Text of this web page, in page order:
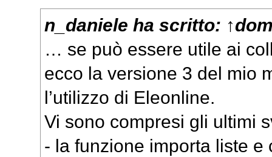
n_daniele ha scritto: ↑
… se può essere utile ai
ecco la versione 3 del mio
l’utilizzo di Eleonline.
Vi sono compresi gli ultimi
- la funzione importa liste e